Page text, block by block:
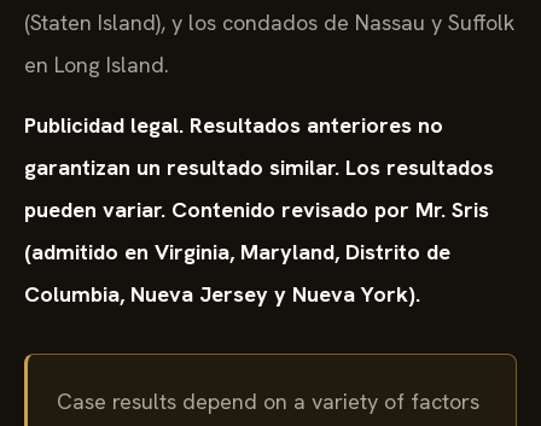
(Staten Island), y los condados de Nassau y Suffolk
en Long Island.
Publicidad legal. Resultados anteriores no
garantizan un resultado similar. Los resultados
pueden variar. Contenido revisado por Mr. Sris
(admitido en Virginia, Maryland, Distrito de
Columbia, Nueva Jersey y Nueva York).
Case results depend on a variety of factors